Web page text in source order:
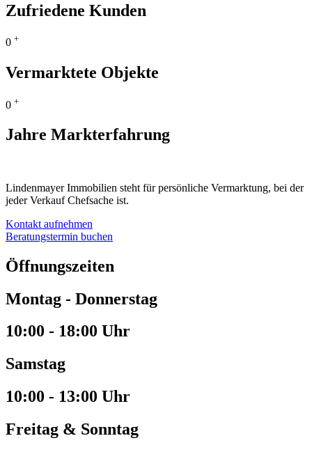
Zufriedene Kunden
0 +
Vermarktete Objekte
0 +
Jahre Markterfahrung
Lindenmayer Immobilien steht für persönliche Vermarktung, bei der
jeder Verkauf Chefsache ist.
Kontakt aufnehmen
Beratungstermin buchen
Öffnungszeiten
Montag - Donnerstag
10:00 - 18:00 Uhr
Samstag
10:00 - 13:00 Uhr
Freitag & Sonntag